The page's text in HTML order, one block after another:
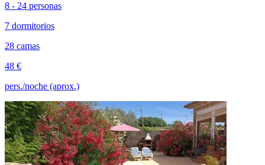
8 - 24 personas
7 dormitorios
28 camas
48 €
pers./noche (aprox.)